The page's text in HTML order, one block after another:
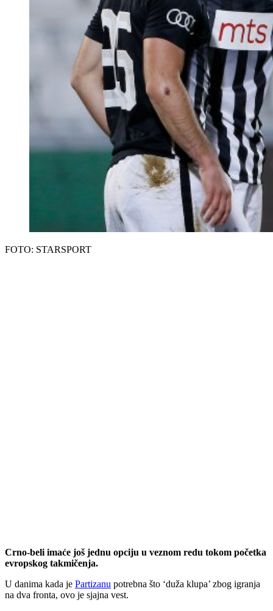
FOTO: STARSPORT
Crno-beli imaće još jednu opciju u veznom redu tokom početka
evropskog takmičenja.
U danima kada je Partizanu potrebna što ‘duža klupa’ zbog igranja
na dva fronta, ovo je sjajna vest.